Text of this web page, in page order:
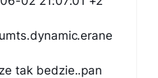
tak bedzie..pan